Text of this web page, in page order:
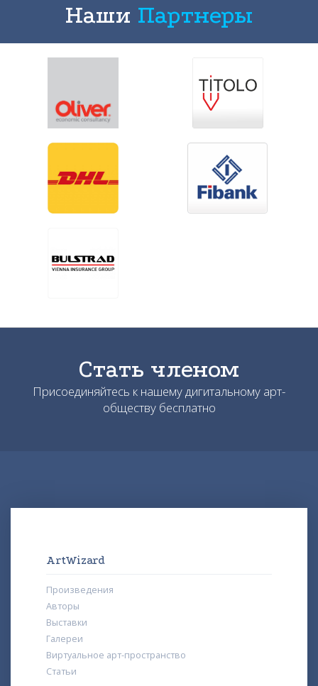
Наши Партнеры
Стать членом
Присоединяйтесь к нашему дигитальному арт-
обществу бесплатно
ArtWizard
Произведения
Авторы
Выставки
Галереи
Виртуальное арт-пространство
Статьи